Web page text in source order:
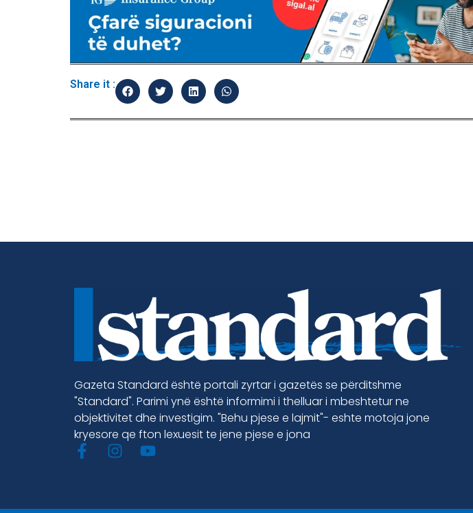
Share it :
Gazeta Standard është portali zyrtar i gazetës se përditshme
"Standard". Parimi ynë është informimi i thelluar i mbeshtetur ne
objektivitet dhe investigim. "Behu pjese e lajmit"- eshte motoja jone
kryesore qe fton lexuesit te jene pjese e jona